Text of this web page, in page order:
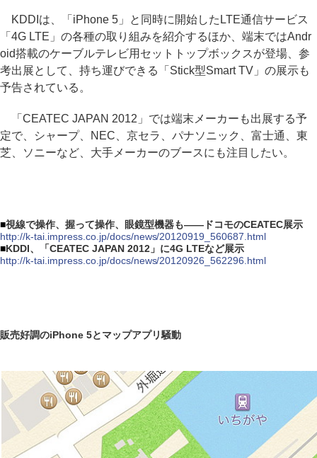
KDDIは、「iPhone 5」と同時に開始したLTE通信サービス
「4G LTE」の各種の取り組みを紹介するほか、端末ではAndr
oid搭載のケーブルテレビ用セットトップボックスが登場、参
考出展として、持ち運びできる「Stick型Smart TV」の展示も
予告されている。
「CEATEC JAPAN 2012」では端末メーカーも出展する予
定で、シャープ、NEC、京セラ、パナソニック、富士通、東
芝、ソニーなど、大手メーカーのブースにも注目したい。
■視線で操作、握って操作、眼鏡型機器も――ドコモのCEATEC展示
http://k-tai.impress.co.jp/docs/news/20120919_560687.html
■KDDI、「CEATEC JAPAN 2012」に4G LTEなど展示
http://k-tai.impress.co.jp/docs/news/20120926_562296.html
販売好調のiPhone 5とマップアプリ騒動